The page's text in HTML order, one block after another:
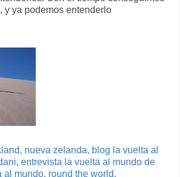
y ya podemos entenderlo